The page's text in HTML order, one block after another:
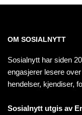
OM SOSIALNYTT
Sosialnytt har siden
engasjerer lesere
hendelser, kjendiser,
Sosialnytt utgis av